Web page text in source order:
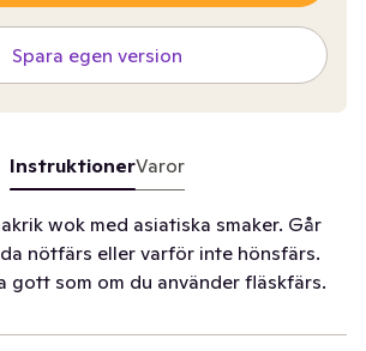
Spara egen version
InstruktionerVaror
wok med asiatiska smaker. Går
nötfärs eller varför inte hönsfärs.
gott som om du använder fläskfärs.